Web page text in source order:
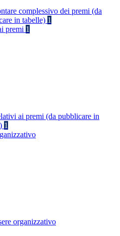
complessivo dei premi (da
in tabelle) 1
premi 1
ai premi (da pubblicare in
1
organizzativo